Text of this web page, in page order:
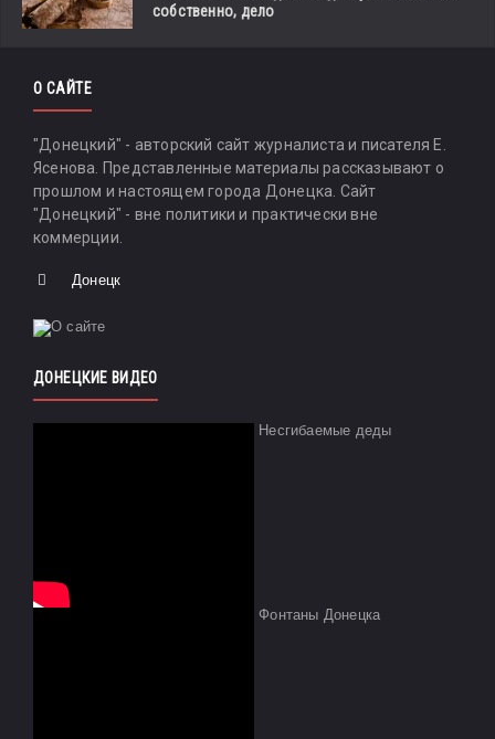
собственно, дело
О САЙТЕ
"Донецкий" - авторский сайт журналиста и писателя Е.
Ясенова. Представленные материалы рассказывают о
прошлом и настоящем города Донецка. Сайт
"Донецкий" - вне политики и практически вне
коммерции.
Донецк
ДОНЕЦКИЕ ВИДЕО
Несгибаемые деды
Фонтаны Донецка